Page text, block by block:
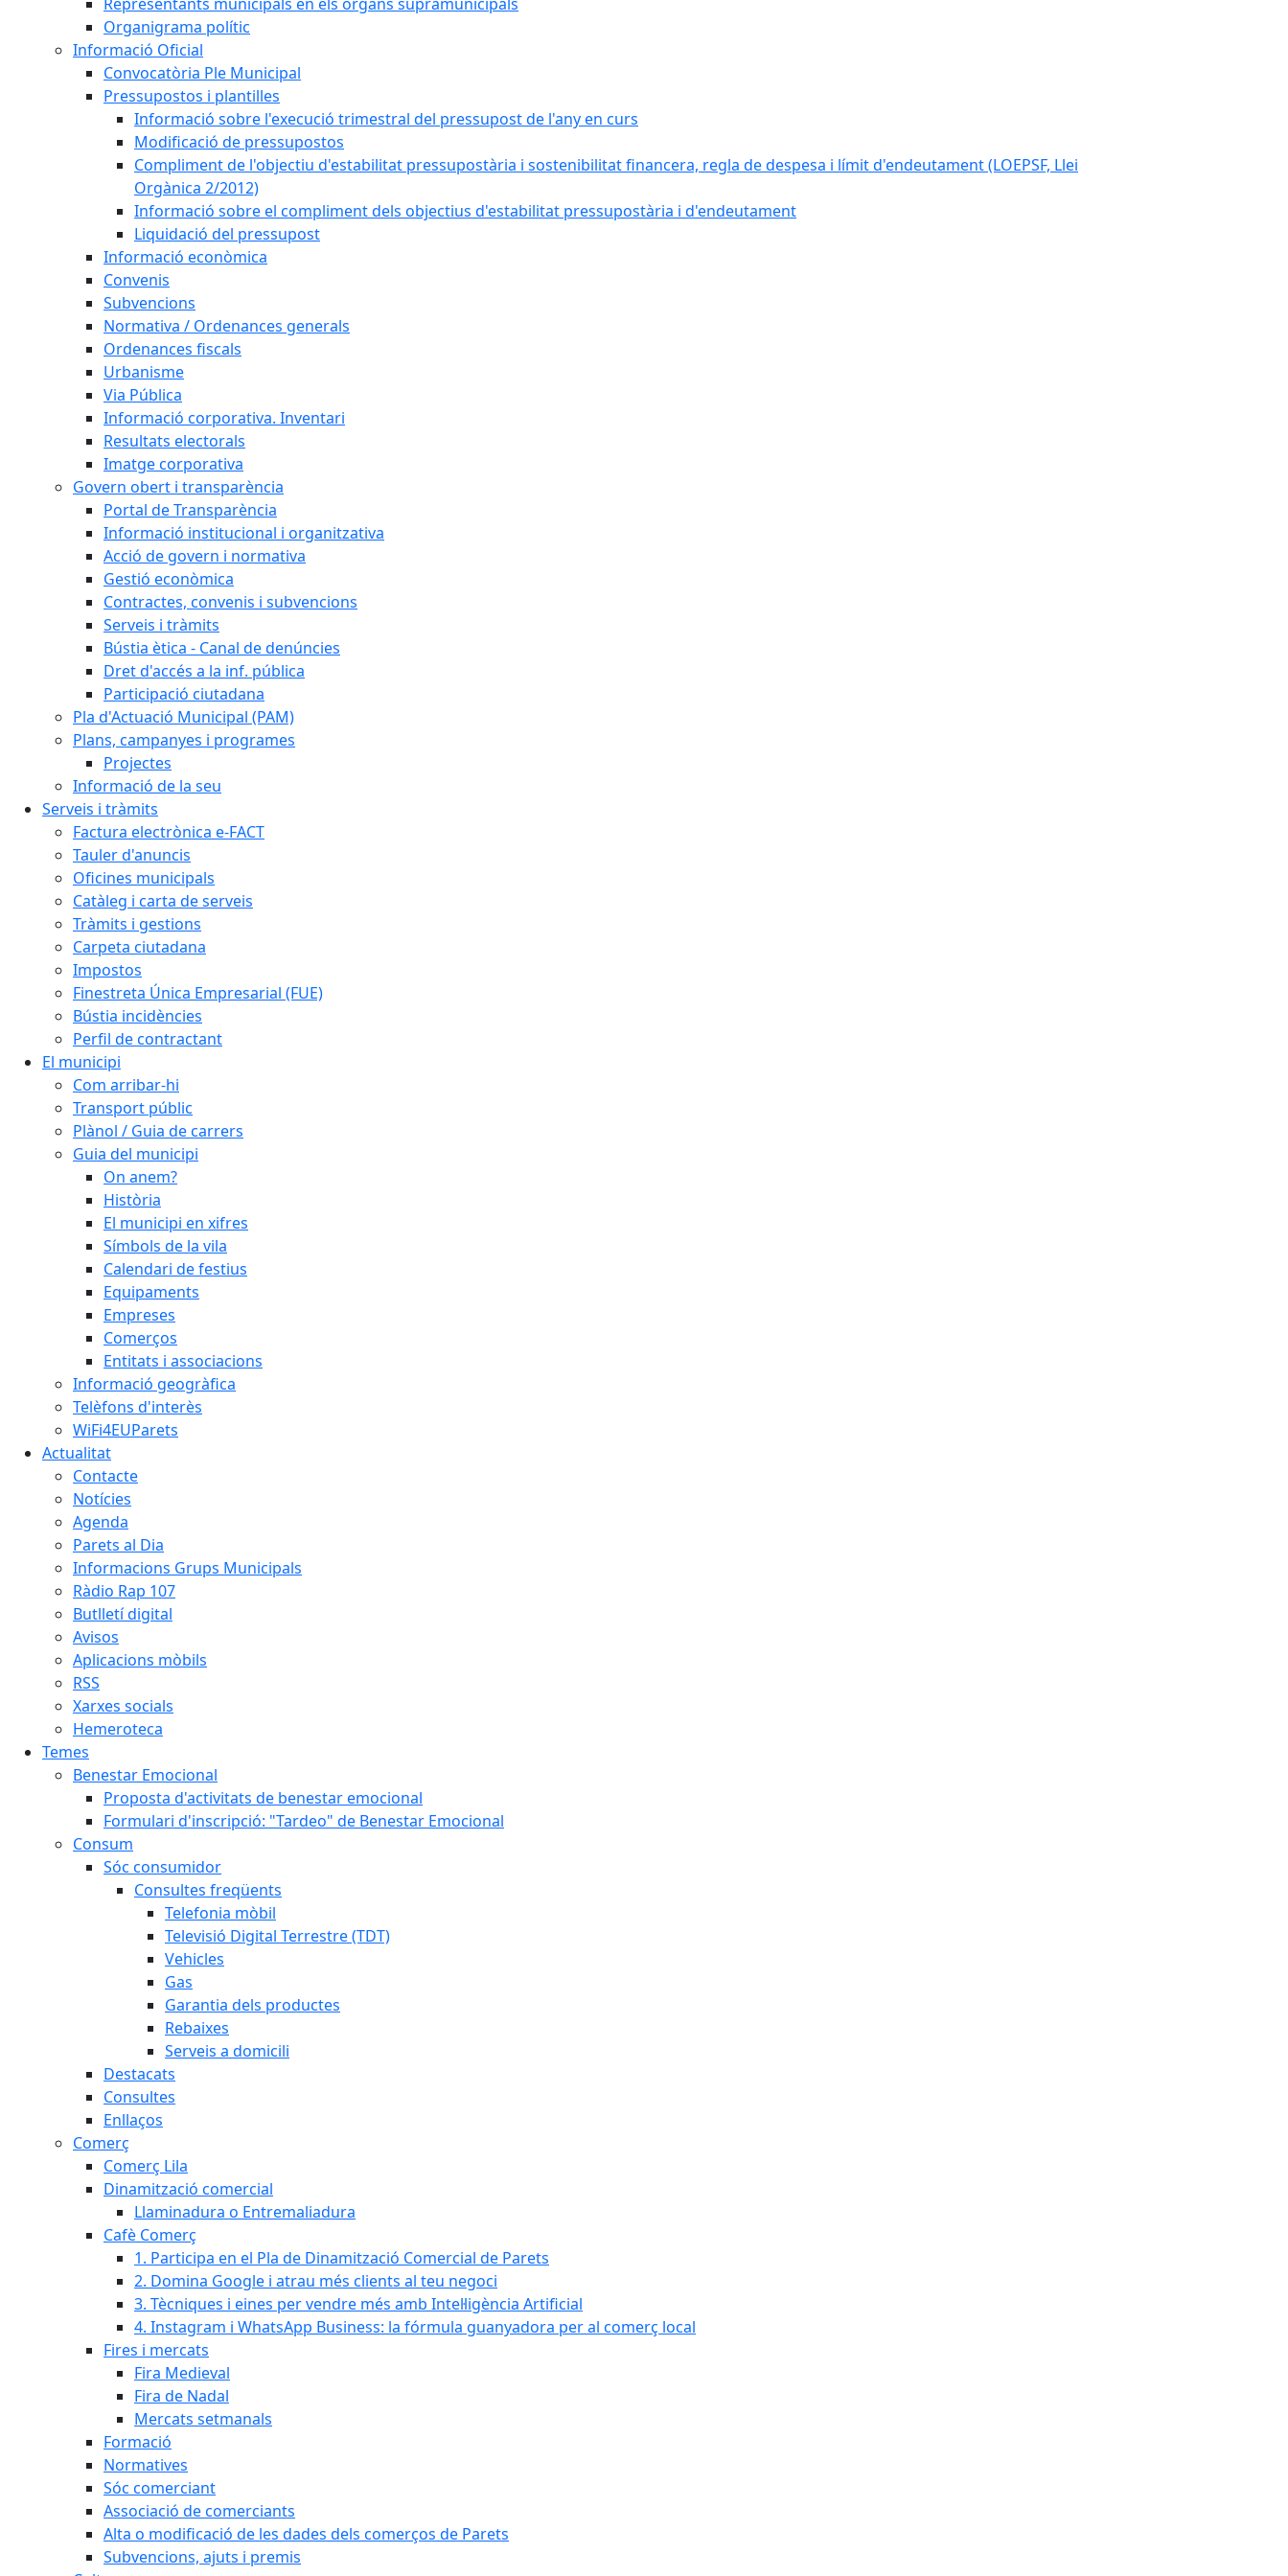
Organigrama polític
Informació Oficial
Convocatòria Ple Municipal
Pressupostos i plantilles
Informació sobre l'execució trimestral del pressupost de l'any en curs
Modificació de pressupostos
Compliment de l'objectiu d'estabilitat pressupostària i sostenibilitat financera, regla de despesa i límit d'endeutament (LOEPSF, Llei
Orgànica 2/2012)
Informació sobre el compliment dels objectius d'estabilitat pressupostària i d'endeutament
Liquidació del pressupost
Informació econòmica
Convenis
Subvencions
Normativa / Ordenances generals
Ordenances fiscals
Urbanisme
Via Pública
Informació corporativa. Inventari
Resultats electorals
Imatge corporativa
Govern obert i transparència
Portal de Transparència
Informació institucional i organitzativa
Acció de govern i normativa
Gestió econòmica
Contractes, convenis i subvencions
Serveis i tràmits
Bústia ètica - Canal de denúncies
Dret d'accés a la inf. pública
Participació ciutadana
Pla d'Actuació Municipal (PAM)
Plans, campanyes i programes
Projectes
Informació de la seu
Serveis i tràmits
Factura electrònica e-FACT
Tauler d'anuncis
Oficines municipals
Catàleg i carta de serveis
Tràmits i gestions
Carpeta ciutadana
Impostos
Finestreta Única Empresarial (FUE)
Bústia incidències
Perfil de contractant
El municipi
Com arribar-hi
Transport públic
Plànol / Guia de carrers
Guia del municipi
On anem?
Història
El municipi en xifres
Símbols de la vila
Calendari de festius
Equipaments
Empreses
Comerços
Entitats i associacions
Informació geogràfica
Telèfons d'interès
WiFi4EUParets
Actualitat
Contacte
Notícies
Agenda
Parets al Dia
Informacions Grups Municipals
Ràdio Rap 107
Butlletí digital
Avisos
Aplicacions mòbils
RSS
Xarxes socials
Hemeroteca
Temes
Benestar Emocional
Proposta d'activitats de benestar emocional
Formulari d'inscripció: "Tardeo" de Benestar Emocional
Consum
Sóc consumidor
Consultes freqüents
Telefonia mòbil
Televisió Digital Terrestre (TDT)
Vehicles
Gas
Garantia dels productes
Rebaixes
Serveis a domicili
Destacats
Consultes
Enllaços
Comerç
Comerç Lila
Dinamització comercial
Llaminadura o Entremaliadura
Cafè Comerç
1. Participa en el Pla de Dinamització Comercial de Parets
2. Domina Google i atrau més clients al teu negoci
3. Tècniques i eines per vendre més amb Intel·ligència Artificial
4. Instagram i WhatsApp Business: la fórmula guanyadora per al comerç local
Fires i mercats
Fira Medieval
Fira de Nadal
Mercats setmanals
Formació
Normatives
Sóc comerciant
Associació de comerciants
Alta o modificació de les dades dels comerços de Parets
Subvencions, ajuts i premis